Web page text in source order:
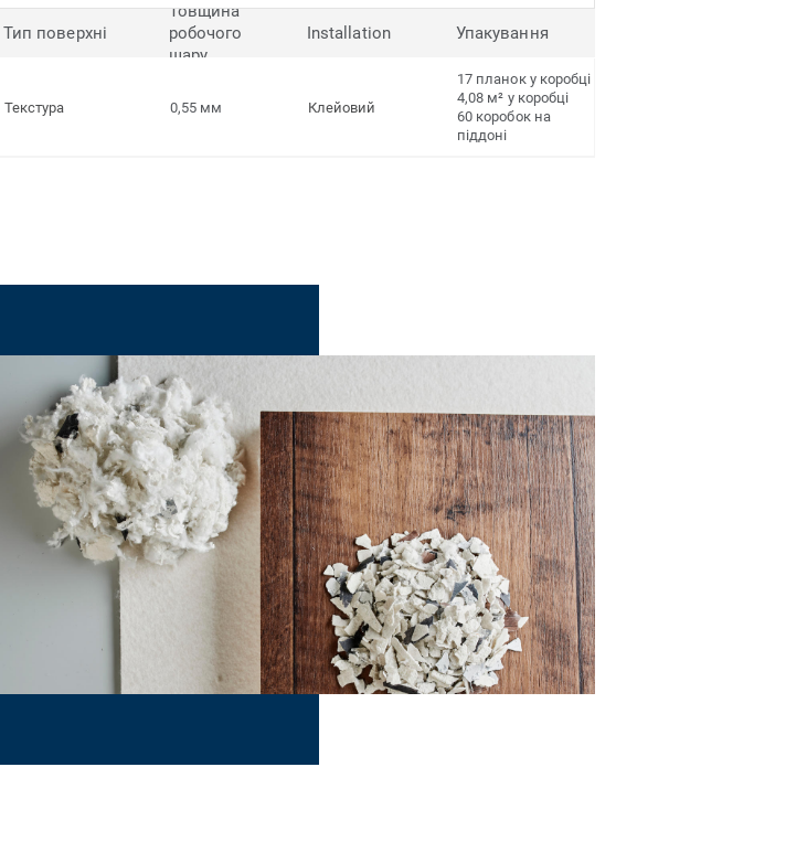
Тип поверхні
Товщина
робочого
шару
Installation Упакування
Текстура 0,55 мм Клейовий
17 планок у коробці
4,08 м² у коробці
60 коробок на
піддоні